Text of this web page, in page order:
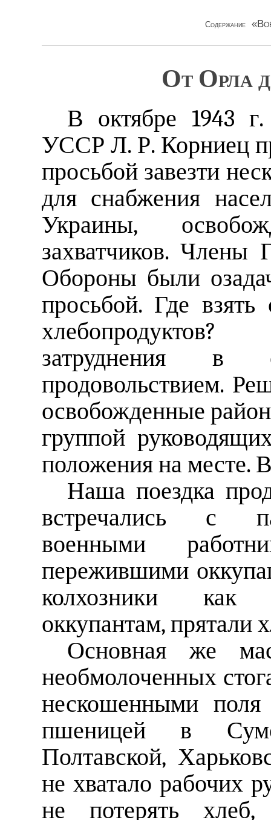
Содержание
От Орла
В октябре 1943 г.
УССР Л. Р. Корниец
просьбой завезти
для снабжения
Украины,
захватчиков. Члены
Обороны были
просьбой. Где взять
затруднения в
продовольствием.
освобожденные
группой
положения на месте.
Наша поездка
встречались с
военными
пережившими
колхозники как
оккупантам, прятали
Основная же
необмолоченных
нескошенными
пшеницей в
Полтавской,
не хватало рабочих
не потерять